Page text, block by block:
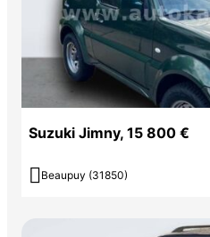
Suzuki Jimny, 15 800 €
 Beaupuy (31850)